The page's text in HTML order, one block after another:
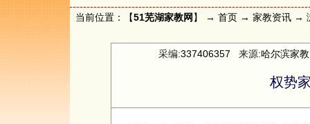
当前位置：【51芜湖家教网 】 → 首页 → 家教资讯 →
采编:337406357 来源:哈尔滨家
权势